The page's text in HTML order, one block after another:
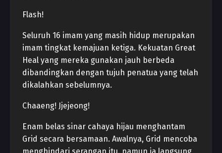
Flash!
Seluruh 16 imam yang masih hidup merupakan
imam tingkat kemajuan ketiga. Kekuatan Great
Heal yang mereka gunakan jauh berbeda
dibandingkan dengan tujuh penatua yang telah
dikalahkan sebelumnya.
Chaaeng! Jjejeong!
Enam belas sinar cahaya hijau menghantam
Grid secara bersamaan. Awalnya, Grid mencoba